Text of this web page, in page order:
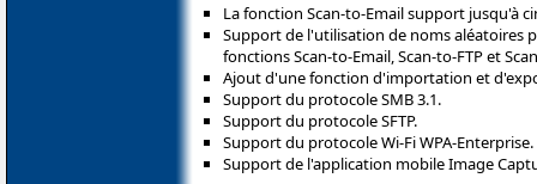
La fonction Scan-to-Email support jusqu'à
Support de l'utilisation de noms aléatoires
fonctions Scan-to-Email, Scan-to-FTP et
Ajout d'une fonction d'importation et
Support du protocole SMB 3.1.
Support du protocole SFTP.
Support du protocole Wi-Fi WPA-Enterprise.
Support de l'application mobile Image